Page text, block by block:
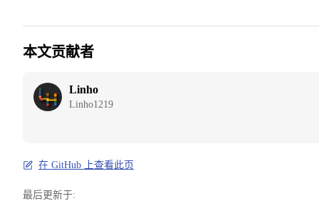
本文贡献者
Linho
Linho1219
在 GitHub 上查看此页
最后更新于: